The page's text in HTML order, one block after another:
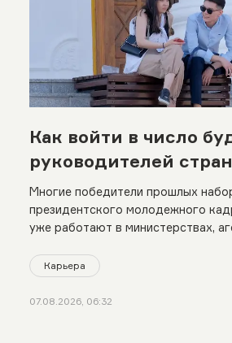
Как войти в число
руководителей
Многие победители прошлых
президентского молодежного
уже работают в министерствах,
Карьера
07.08.2026, 06:32